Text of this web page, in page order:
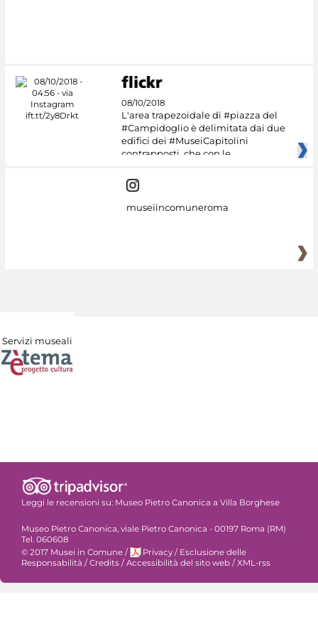
08/10/2018
L'area trapezoidale di #piazza del
#Campidoglio è delimitata dai due
edifici dei #MuseiCapitolini
contrapposti, che con le
museiincomuneroma
Servizi museali
Leggi le recensioni su: Museo Pietro Canonica a Villa Borghese
Museo Pietro Canonica, viale Pietro Canonica - 00197 Roma (RM)
Tel. 060608
© 2017 Musei in Comune / Privacy / Esclusione delle
Responsabilità / Credits / Accessibilità del sito web / XML-rss